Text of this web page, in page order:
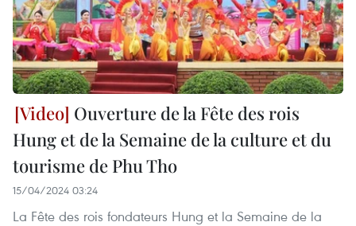
Ouverture de la Fête des rois
Hung et de la Semaine de la culture et du
tourisme de Phu Tho
15/04/2024 03:24
La Fête des rois fondateurs Hung et la Semaine de la